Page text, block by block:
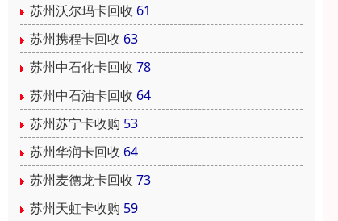
苏州沃尔玛卡回收 61
苏州携程卡回收 63
苏州中石化卡回收 78
苏州中石油卡回收 64
苏州苏宁卡收购 53
苏州华润卡回收 64
苏州麦德龙卡回收 73
苏州天虹卡收购 59